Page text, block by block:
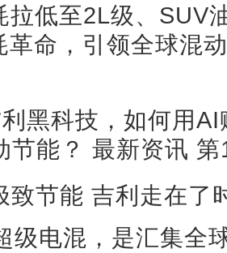
拉低至2L级、SUV
命，引领全球混
致节能 吉利走在了
级电混，是汇集全